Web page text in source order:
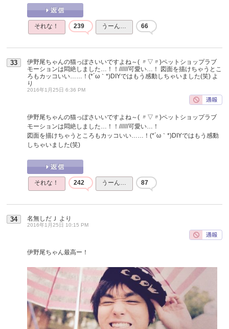
それな！ 239 うーん… 66
33
伊野尾ちゃんの猫っぽさいいですよね～( 〃▽〃)ペットショップラブ
モーションは悶絶しました…！！//////可愛い…！ 図面を描けちゃうとこ
ろもカッコいい……！(*´ω｀*)DIYではもう感動しちゃいました(笑) よ
り
2016年1月25日 6:36 PM
伊野尾ちゃんの猫っぽさいいですよね～( 〃▽〃)ペットショップラブ
モーションは悶絶しました…！！//////可愛い…！
図面を描けちゃうところもカッコいい……！(*´ω｀*)DIYではもう感動
しちゃいました(笑)
それな！ 242 うーん… 87
34 名無しだＪ より
2016年1月25日 10:15 PM
伊野尾ちゃん最高ー！